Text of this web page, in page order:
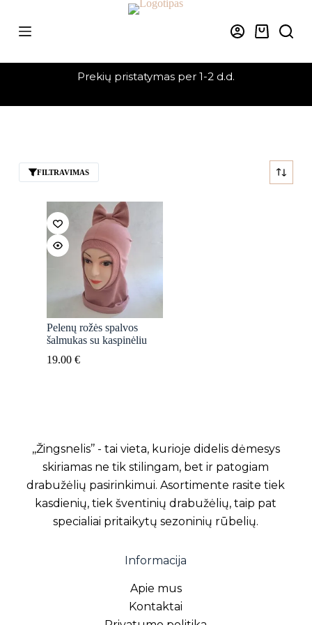
content
Krepšelis
Prekių pristatymas per 1-2 d.d.
FILTRAVIMAS
Pelenų rožės spalvos
šalmukas su kaspinėliu
19.00 €
,,Žingsnelis’’ - tai vieta, kurioje didelis dėmesys
skiriamas ne tik stilingam, bet ir patogiam
drabužėlių pasirinkimui. Asortimente rasite tiek
kasdienių, tiek šventinių drabužėlių, taip pat
specialiai pritaikytų sezoninių rūbelių.
Informacija
Apie mus
Kontaktai